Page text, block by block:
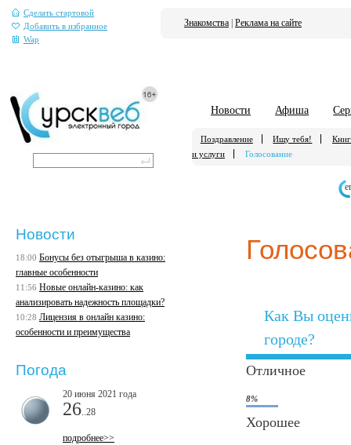
Сделать стартовой
Добавить в избранное
Wap
Знакомства Реклама на сайте
Новости Афиша
Поздравление Ищу тебя!
и услуги
Голосование
Как Вы
городе?
Отличное
8%
Хорошее
Новости
18:00 Бонусы без отыгрыша в казино:
главные особенности
11:56 Новые онлайн-казино: как
анализировать надежность площадки?
10:28 Лицензия в онлайн казино:
особенности и преимущества
Погода
20 июня 2021 года
26 ..28
подробнее>>